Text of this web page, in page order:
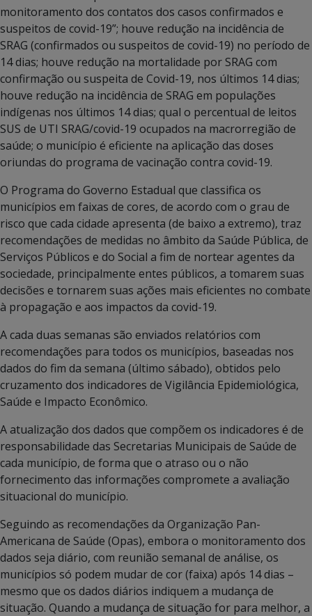
monitoramento dos contatos dos casos confirmados e
suspeitos de covid-19”; houve redução na incidência de
SRAG (confirmados ou suspeitos de covid-19) no período de
14 dias; houve redução na mortalidade por SRAG com
confirmação ou suspeita de Covid-19, nos últimos 14 dias;
houve redução na incidência de SRAG em populações
indígenas nos últimos 14 dias; qual o percentual de leitos
SUS de UTI SRAG/covid-19 ocupados na macrorregião de
saúde; o município é eficiente na aplicação das doses
oriundas do programa de vacinação contra covid-19.
O Programa do Governo Estadual que classifica os
municípios em faixas de cores, de acordo com o grau de
risco que cada cidade apresenta (de baixo a extremo), traz
recomendações de medidas no âmbito da Saúde Pública, de
Serviços Públicos e do Social a fim de nortear agentes da
sociedade, principalmente entes públicos, a tomarem suas
decisões e tornarem suas ações mais eficientes no combate
à propagação e aos impactos da covid-19.
A cada duas semanas são enviados relatórios com
recomendações para todos os municípios, baseadas nos
dados do fim da semana (último sábado), obtidos pelo
cruzamento dos indicadores de Vigilância Epidemiológica,
Saúde e Impacto Econômico.
A atualização dos dados que compõem os indicadores é de
responsabilidade das Secretarias Municipais de Saúde de
cada município, de forma que o atraso ou o não
fornecimento das informações compromete a avaliação
situacional do município.
Seguindo as recomendações da Organização Pan-
Americana de Saúde (Opas), embora o monitoramento dos
dados seja diário, com reunião semanal de análise, os
municípios só podem mudar de cor (faixa) após 14 dias –
mesmo que os dados diários indiquem a mudança de
situação. Quando a mudança de situação for para melhor, a